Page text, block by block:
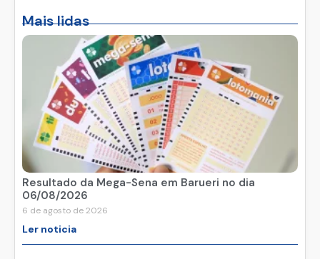
Mais lidas
Resultado da Mega-Sena em Barueri no dia
06/08/2026
6 de agosto de 2026
Ler noticia